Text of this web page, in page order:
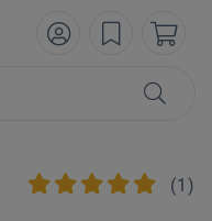
(1 )